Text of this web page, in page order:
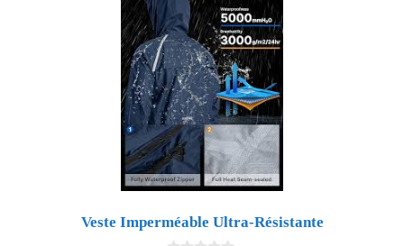
Veste Imperméable Ultra-Résistante